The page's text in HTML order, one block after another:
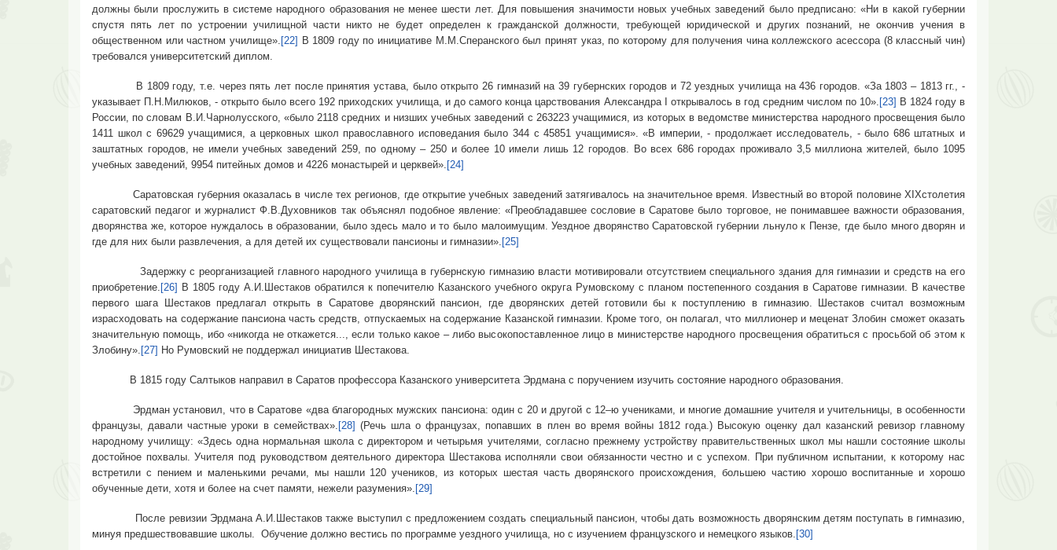
должны были прослужить в системе народного образования не менее шести лет. Для повышения значимости новых учебных заведений было предписано: «Ни в какой губернии
спустя пять лет по устроении училищной части никто не будет определен к гражданской должности, требующей юридической и других познаний, не окончив учения в
общественном или частном училище». [22] В 1809 году по инициативе М.М.Сперанского был принят указ, по которому для получения чина коллежского асессора (8 классный чин)
требовался университетский диплом.
В 1809 году, т.е. через пять лет после принятия устава, было открыто 26 гимназий на 39 губернских городов и 72 уездных училища на 436 городов. «За 1803 – 1813 гг., -
указывает П.Н.Милюков, - открыто было всего 192 приходских училища, и до самого конца царствования Александра I открывалось в год средним числом по 10». [23] В 1824 году в
России, по словам В.И.Чарнолусского, «было 2118 средних и низших учебных заведений с 263223 учащимися, из которых в ведомстве министерства народного просвещения было
1411 школ с 69629 учащимися, а церковных школ православного исповедания было 344 с 45851 учащимися». «В империи, - продолжает исследователь, - было 686 штатных и
заштатных городов, не имели учебных заведений 259, по одному – 250 и более 10 имели лишь 12 городов. Во всех 686 городах проживало 3,5 миллиона жителей, было 1095
учебных заведений, 9954 питейных домов и 4226 монастырей и церквей». [24]
Саратовская губерния оказалась в числе тех регионов, где открытие учебных заведений затягивалось на значительное время. Известный во второй половине XIXстолетия
саратовский педагог и журналист Ф.В.Духовников так объяснял подобное явление: «Преобладавшее сословие в Саратове было торговое, не понимавшее важности образования,
дворянства же, которое нуждалось в образовании, было здесь мало и то было малоимущим. Уездное дворянство Саратовской губернии льнуло к Пензе, где было много дворян и
где для них были развлечения, а для детей их существовали пансионы и гимназии». [25]
Задержку с реорганизацией главного народного училища в губернскую гимназию власти мотивировали отсутствием специального здания для гимназии и средств на его
приобретение. [26] В 1805 году А.И.Шестаков обратился к попечителю Казанского учебного округа Румовскому с планом постепенного создания в Саратове гимназии. В качестве
первого шага Шестаков предлагал открыть в Саратове дворянский пансион, где дворянских детей готовили бы к поступлению в гимназию. Шестаков считал возможным
израсходовать на содержание пансиона часть средств, отпускаемых на содержание Казанской гимназии. Кроме того, он полагал, что миллионер и меценат Злобин сможет оказать
значительную помощь, ибо «никогда не откажется..., если только какое – либо высокопоставленное лицо в министерстве народного просвещения обратиться с просьбой об этом к
Злобину». [27] Но Румовский не поддержал инициатив Шестакова.
В 1815 году Салтыков направил в Саратов профессора Казанского университета Эрдмана с поручением изучить состояние народного образования.
Эрдман установил, что в Саратове «два благородных мужских пансиона: один с 20 и другой с 12–ю учениками, и многие домашние учителя и учительницы, в особенности
французы, давали частные уроки в семействах». [28] (Речь шла о французах, попавших в плен во время войны 1812 года.) Высокую оценку дал казанский ревизор главному
народному училищу: «Здесь одна нормальная школа с директором и четырьмя учителями, согласно прежнему устройству правительственных школ мы нашли состояние школы
достойное похвалы. Учителя под руководством деятельного директора Шестакова исполняли свои обязанности честно и с успехом. При публичном испытании, к которому нас
встретили с пением и маленькими речами, мы нашли 120 учеников, из которых шестая часть дворянского происхождения, большею частию хорошо воспитанные и хорошо
обученные дети, хотя и более на счет памяти, нежели разумения». [29]
После ревизии Эрдмана А.И.Шестаков также выступил с предложением создать специальный пансион, чтобы дать возможность дворянским детям поступать в гимназию,
минуя предшествовавшие школы. Обучение должно вестись по программе уездного училища, но с изучением французского и немецкого языков. [30]